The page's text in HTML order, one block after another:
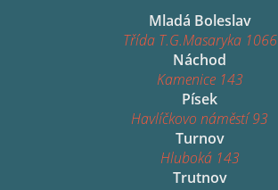
Mladá Boleslav
Třída T.G.Masaryka 1066
Náchod
Kamenice 143
Písek
Havlíčkovo náměstí 93
Turnov
Hluboká 143
Trutnov